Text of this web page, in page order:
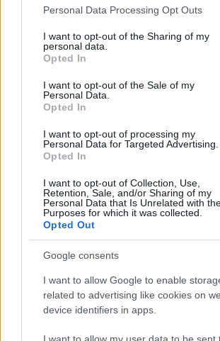
Please note that this website/app uses one
not limited to your visit or usage behaviour.
grant or deny consent to Google and its
use your data for below specified purposes
consent section.
Personal Data Processing Opt Outs
I want to opt-out of the Sharing of my
personal data.
Opted In
I want to opt-out of the Sale of my
Personal Data.
Opted In
I want to opt-out of processing my
Personal Data for Targeted Advertising.
Opted In
I want to opt-out of Collection, Use,
Retention, Sale, and/or Sharing of my
Personal Data that Is Unrelated with
Purposes for which it was collected.
Opted Out
Google consents
I want to allow Google to enable
related to advertising like cookies on
device identifiers in apps.
megdöntse Harnoncourt
13 másodpercet. Igaz, nem sikerült
Az idő őt igazolta. Nem azért, mert
akkor az, ami 1977-ben
értelmetlenné és üressé válna. De
Őszben azóta sem hallani, ezt a
tompulást és varázslatos tántorgást